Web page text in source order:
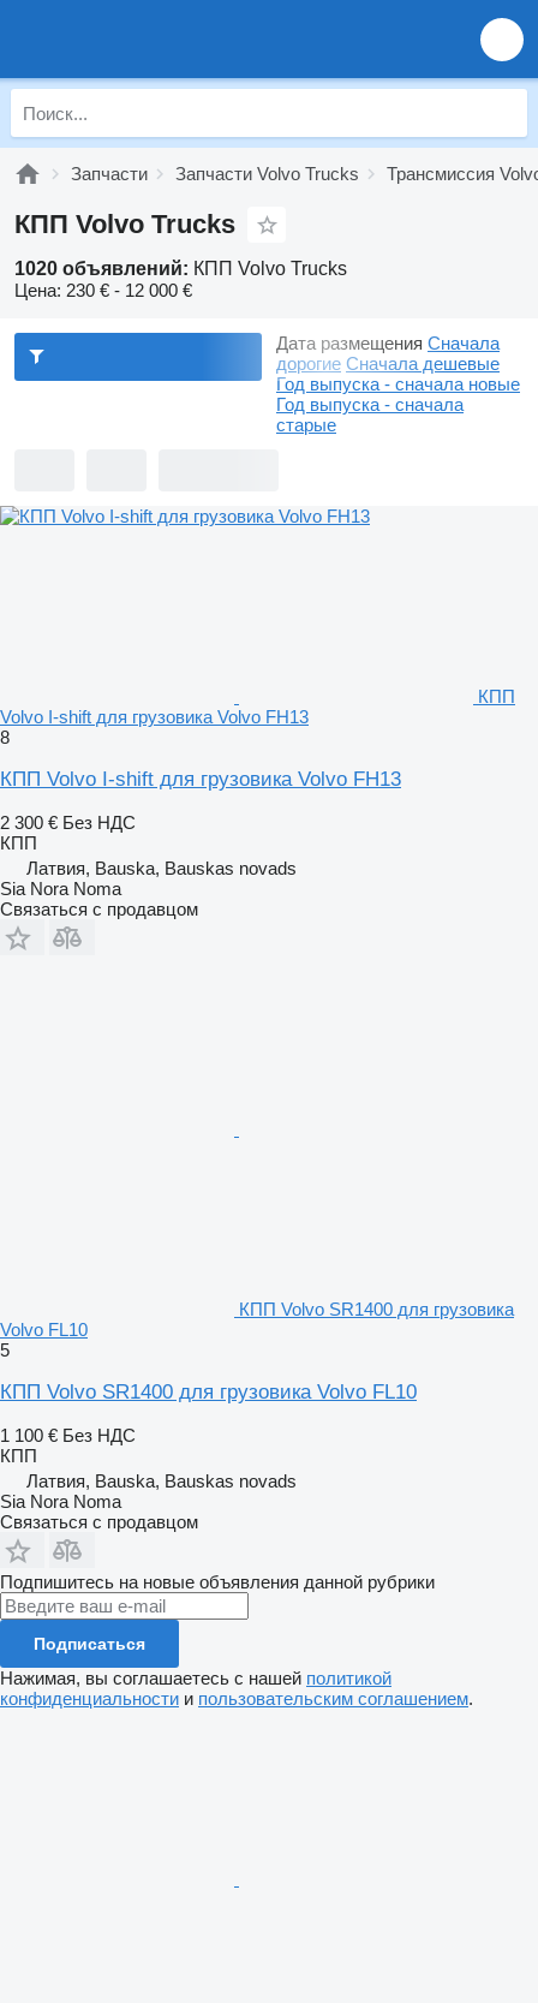
Запчасти Запчасти Volvo Trucks Трансмиссия
КПП Volvo Trucks
1020 объявлений: КПП Volvo Trucks
Цена: 230 € - 12 000 €
Дата размещения Сначала
дорогие Сначала дешевые
Год выпуска - сначала новые
Год выпуска - сначала
старые
КПП
Volvo I-shift для грузовика Volvo FH13
8
КПП Volvo I-shift для грузовика Volvo FH13
2 300 € Без НДС
КПП
Латвия, Bauska, Bauskas novads
Sia Nora Noma
Связаться с продавцом
КПП Volvo SR1400 для грузовика
Volvo FL10
5
КПП Volvo SR1400 для грузовика Volvo FL10
1 100 € Без НДС
КПП
Латвия, Bauska, Bauskas novads
Sia Nora Noma
Связаться с продавцом
Подпишитесь на новые объявления данной рубрики
Подписаться
Нажимая, вы соглашаетесь с нашей политикой
конфиденциальности и пользовательским соглашением.